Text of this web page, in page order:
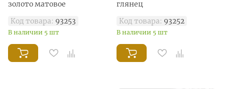
золото матовое
Код товара: 93253
В наличии 5 шт
глянец
Код товара: 93252
В наличии 5 шт